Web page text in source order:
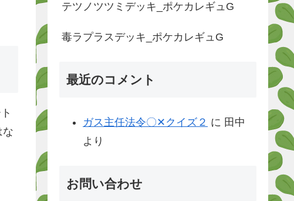
な
テツノツツミデッキ_ポケカレギュG
毒ラプラスデッキ_ポケカレギュG
最近のコメント
ガス主任法令〇✕クイズ２ に 田中
より
お問い合わせ